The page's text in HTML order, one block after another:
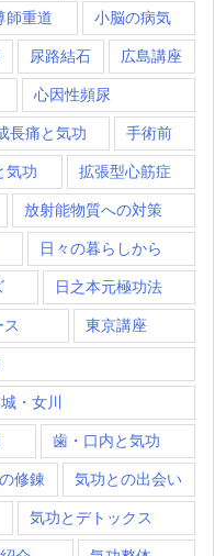
師重道 小脳の病気
尿路結石 広島講座
心因性頻尿
長痛と気功 手術前
気功 拡張型心筋症
放射能物質への対策
日々の暮らしから
日之本元極功法
東京講座
・女川
歯・口内と気功
修錬 気功との出会い
気功とデトックス